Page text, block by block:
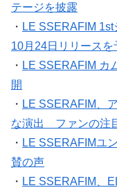
テージを披露
・ LE SSERAFIM 1st
10月24日リリースを
・ LE SSERAFIM カ
開
・ LE SSERAFIM、
な演出 ファンの注
・ LE SSERAFIMユ
賛の声
・ LE SSERAFIM、